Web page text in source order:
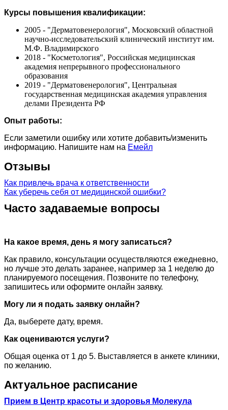
Курсы повышения квалификации:
2005 - "Дерматовенерология", Московский областной
научно-исследовательский клинический институт им.
М.Ф. Владимирского
2018 - "Косметология", Российская медицинская
академия непрерывного профессионального
образования
2019 - "Дерматовенерология", Центральная
государственная медицинская академия управления
делами Президента РФ
Опыт работы:
Если заметили ошибку или хотите добавить/изменить
информацию. Напишите нам на Емейл
Отзывы
Как привлечь врача к ответственности
Как уберечь себя от медицинской ошибки?
Часто задаваемые вопросы
На какое время, день я могу записаться?
Как правило, консультации осуществляются ежедневно,
но лучше это делать заранее, например за 1 неделю до
планируемого посещения. Позвоните по телефону,
запишитесь или оформите онлайн заявку.
Могу ли я подать заявку онлайн?
Да, выберете дату, время.
Как оцениваются услуги?
Общая оценка от 1 до 5. Выставляется в анкете клиники,
по желанию.
Актуальное расписание
Прием в Центр красоты и здоровья Молекула